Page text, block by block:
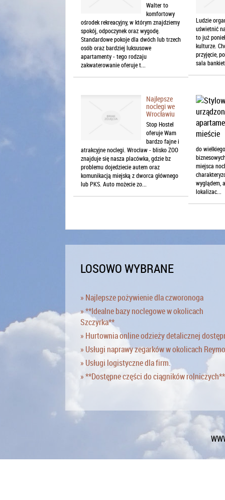
Walter to
komfortowy
ośrodek rekreacyjny, w którym znajdziemy
spokój, odpoczynek oraz wygodę.
Standardowe pokoje dla dwóch lub trzech
osób oraz bardziej luksusowe
apartamenty - tego rodzaju
zakwaterowanie oferuje t...
Ludzie
uświetnić
to już
kulturze.
przyjęcie,
sala
Najlepsze
noclegi we
Wrocławiu
Stop Hostel
oferuje Wam
bardzo fajne i
atrakcyjne noclegi. Wrocław - blisko ZOO
znajduje się nasza placówka, gdzie bz
problemu dojedziecie autem oraz
komunikacją miejską z dworca głównego
lub PKS. Auto możecie zo...
do
miejsca
wyglądem,
lokalizac...
LOSOWO WYBRANE
» Najlepsze pożywienie dla czworonoga
» **Idealne bazy noclegowe w okolicach
Szczyrka**
» Hurtownia online odzieży detalicznej
» Usługi naprawy zegarków w okolicach
» Usługi logistyczne dla firm.
» **Dostępne części do ciągników rolniczych**